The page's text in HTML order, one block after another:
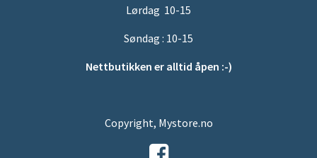
Lørdag 10-15
Søndag : 10-15
Nettbutikken er alltid åpen :-)
Copyright, Mystore.no